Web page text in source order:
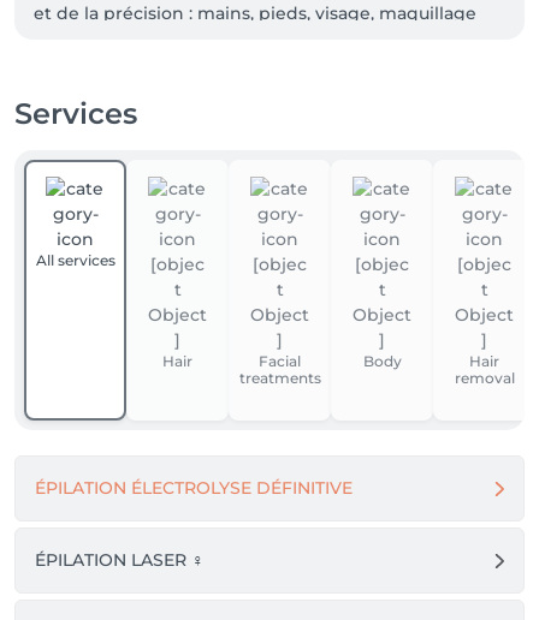
et de la précision : mains, pieds, visage, maquillage
équilibre, une attention, un respect pour chaque
Services
All services
Hair
Facial
treatments
Body
Hair
removal
ÉPILATION ÉLECTROLYSE DÉFINITIVE
ÉPILATION LASER ♀️